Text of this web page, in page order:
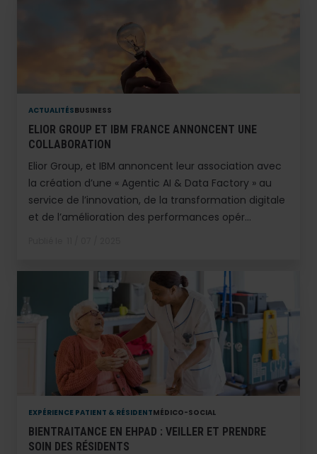
ACTUALITÉSBUSINESS
ELIOR GROUP ET IBM FRANCE ANNONCENT UNE
COLLABORATION
Elior Group, et IBM annoncent leur association avec
la création d’une « Agentic AI & Data Factory » au
service de l’innovation, de la transformation digitale
et de l’amélioration des performances opér...
EXPÉRIENCE PATIENT & RÉSIDENTMÉDICO-SOCIAL
BIENTRAITANCE EN EHPAD : VEILLER ET PRENDRE
SOIN DES RÉSIDENTS